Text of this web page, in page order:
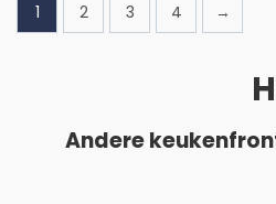
1 2 3 4 →
Andere